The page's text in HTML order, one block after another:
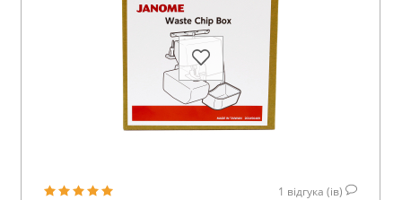
1 відгука (ів)